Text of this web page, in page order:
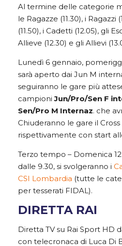
Al termine delle categorie
le Ragazze (11.30), i Ragazzi
(11.50), i Cadetti (12.05), gli
Allieve (12.30) e gli Allievi
Lunedì 6 gennaio,
sarà aperto dai Jun M
seguiranno le gare più
campioniJun/Pro/Sen F
Sen/Pro M Internaz. che
Chiuderanno le gare il
rispettivamente con start
Terzo tempo – Domenica
dalle 9.30, si svolgeranno i
CSI Lombardia (tutte le
per tesserati FIDAL).
DIRETTA RAI
Diretta TV su Rai Sport HD
con telecronaca di Luca Di